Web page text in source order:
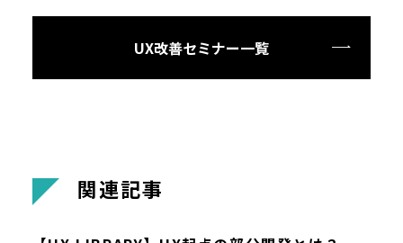
UX改善セミナー一覧
関連記事